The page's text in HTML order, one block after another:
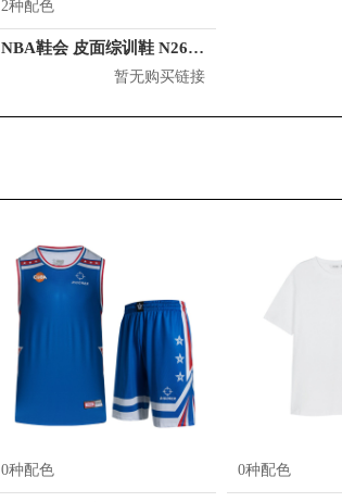
2种配色
NBA鞋会 皮面综训鞋 N2631909 训练鞋
暂无购买链接
0种配色 0种配色